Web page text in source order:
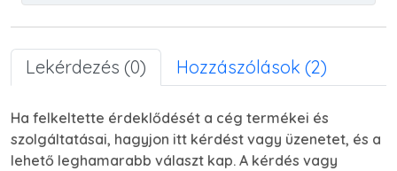
Lekérdezés (0) Hozzászólások (2)
Ha felkeltette érdeklődését a cég termékei és
szolgáltatásai, hagyjon itt kérdést vagy üzenetet, és a
lehető leghamarabb választ kap. A kérdés vagy